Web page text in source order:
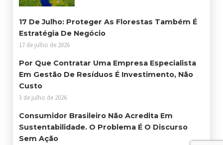
17 De Julho: Proteger As Florestas Também É
Estratégia De Negócio
17 de julho de 2026
Por Que Contratar Uma Empresa Especialista
Em Gestão De Resíduos É Investimento, Não
Custo
3 de julho de 2026
Consumidor Brasileiro Não Acredita Em
Sustentabilidade. O Problema É O Discurso
Sem Ação